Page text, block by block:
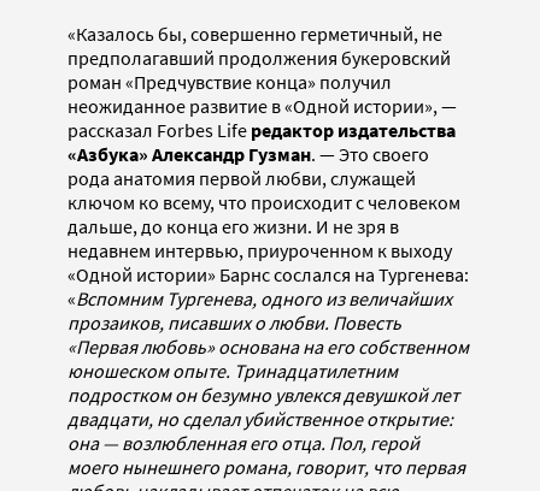
«Казалось бы, совершенно герметичный, не
предполагавший продолжения букеровский
роман «Предчувствие конца» получил
неожиданное развитие в «Одной истории», —
рассказал Forbes Life редактор издательства
«Азбука» Александр Гузман. — Это своего
рода анатомия первой любви, служащей
ключом ко всему, что происходит с человеком
дальше, до конца его жизни. И не зря в
недавнем интервью, приуроченном к выходу
«Одной истории» Барнс сослался на Тургенева:
«Вспомним Тургенева, одного из величайших
прозаиков, писавших о любви. Повесть
«Первая любовь» основана на его собственном
юношеском опыте. Тринадцатилетним
подростком он безумно увлекся девушкой лет
двадцати, но сделал убийственное открытие:
она — возлюбленная его отца. Пол, герой
моего нынешнего романа, говорит, что первая